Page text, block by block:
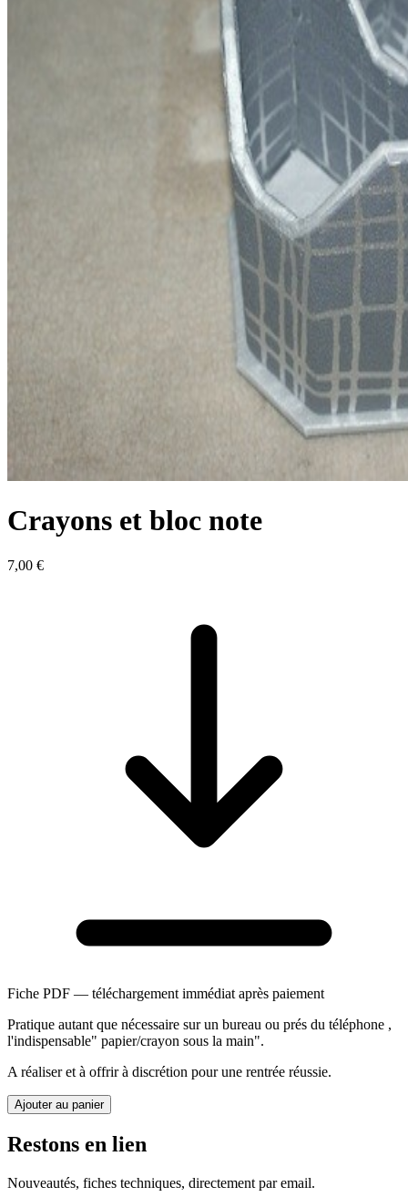
Crayons et bloc note
7,00 €
Fiche PDF — téléchargement immédiat après paiement
Pratique autant que nécessaire sur un bureau ou prés du téléphone ,
l'indispensable" papier/crayon sous la main".
A réaliser et à offrir à discrétion pour une rentrée réussie.
Ajouter au panier
Restons en lien
Nouveautés, fiches techniques, directement par email.